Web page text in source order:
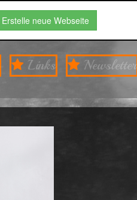
Erstelle neue Webseite
Links Newsletter